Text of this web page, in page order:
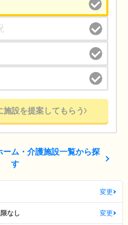
施設を提案してもらう
ーム・介護施設一覧から探
す
変更
なし 変更